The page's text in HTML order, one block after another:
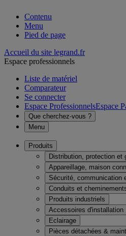
Contenu
Menu
Pied de page
Accueil du site legrand.fr
Espace professionnels
Liste de matériel
Comparateur
Se connecter
Espace ProfessionnelsEspace
Que cherchez-vous ?
Menu
Produits
Distribution, protection et
Appareillage, maison
Sécurité, communication
Conduits et
Produits industriels
Accessoires d'installation
Eclairage
Pièces détachées &